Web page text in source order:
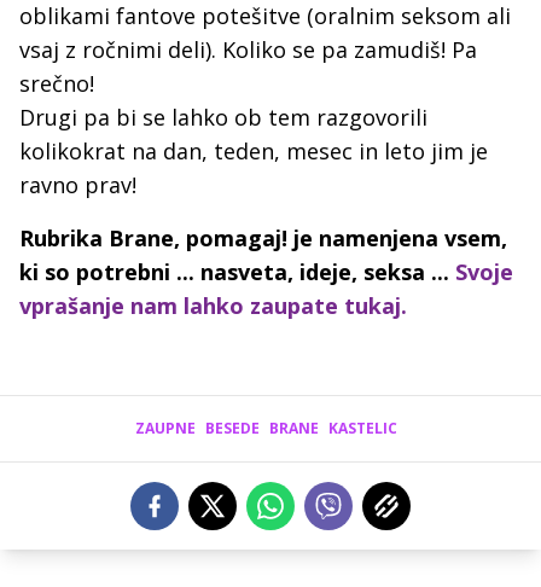
oblikami fantove potešitve (oralnim seksom ali
vsaj z ročnimi deli). Koliko se pa zamudiš! Pa
srečno!
Drugi pa bi se lahko ob tem razgovorili
kolikokrat na dan, teden, mesec in leto jim je
ravno prav!
Rubrika Brane, pomagaj! je namenjena vsem,
ki so potrebni ... nasveta, ideje, seksa ... Svoje
vprašanje nam lahko zaupate tukaj.
ZAUPNE BESEDE BRANE KASTELIC